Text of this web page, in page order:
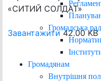
Громадська
Громадянам
Внутрішня
«СИТИЙ СОЛДАТ»
Завантажити42.00 KB